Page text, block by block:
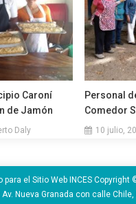
Caroní
de Jamón
Daly
Personal
Comedor
10 julio,
para el Sitio Web INCES Copyright
Nueva Granada con calle